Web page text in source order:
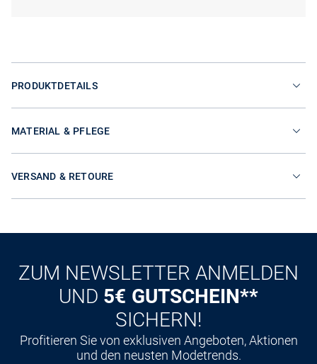
PRODUKTDETAILS
MATERIAL & PFLEGE
VERSAND & RETOURE
ZUM NEWSLETTER ANMELDEN
UND 5€ GUTSCHEIN**
SICHERN!
Profitieren Sie von exklusiven Angeboten, Aktionen
und den neusten Modetrends.